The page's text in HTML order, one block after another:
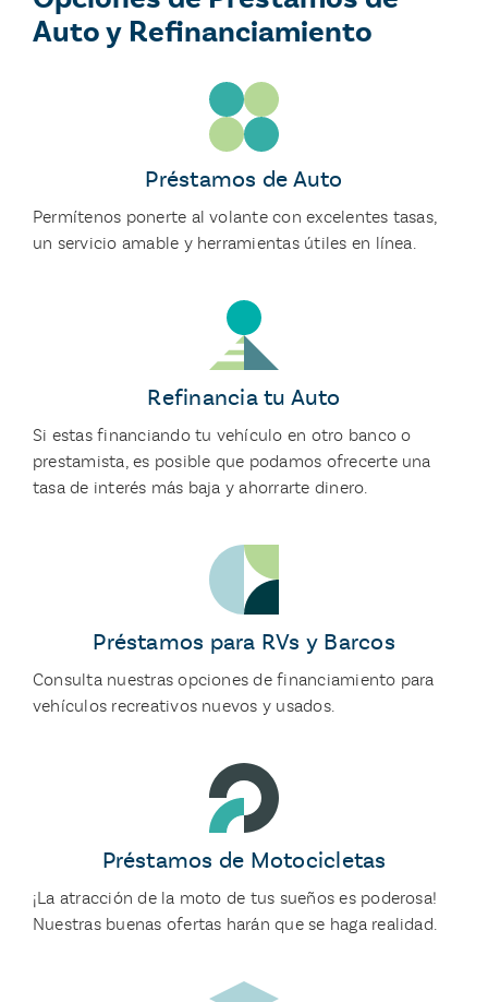
Auto y Refinanciamiento
Préstamos de Auto
Permítenos ponerte al volante con excelentes tasas,
un servicio amable y herramientas útiles en línea.
Refinancia tu Auto
Si estas financiando tu vehículo en otro banco o
prestamista, es posible que podamos ofrecerte una
tasa de interés más baja y ahorrarte dinero.
Préstamos para RVs y Barcos
Consulta nuestras opciones de financiamiento para
vehículos recreativos nuevos y usados.
Préstamos de Motocicletas
¡La atracción de la moto de tus sueños es poderosa!
Nuestras buenas ofertas harán que se haga realidad.